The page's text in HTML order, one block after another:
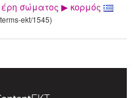
σώματος ▶ κορμός
ekt/1545)